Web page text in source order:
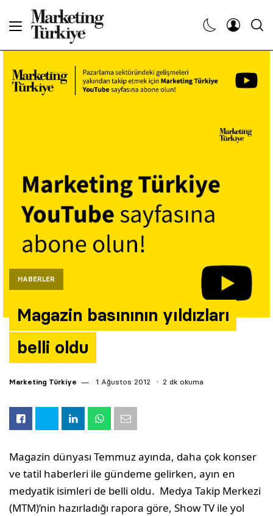
HABERLER
Magazin basınının yıldızları
belli oldu
Marketing Türkiye 1 Ağustos 2012 2 dk okuma
Magazin dünyası Temmuz ayında, daha çok konser
ve tatil haberleri ile gündeme gelirken, ayın en
medyatik isimleri de belli oldu. Medya Takip Merkezi
(MTM)’nin hazırladığı rapora göre, Show TV ile yol
Haberler
Etkinlikler
Söyleşiler
Kariyer
Yazarlar
Araştırma